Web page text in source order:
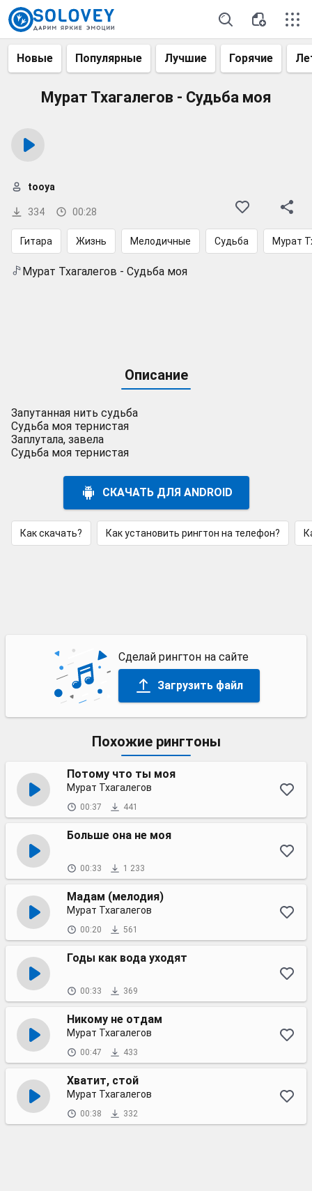
Новые Популярные Лучшие Горячие
Мурат Тхагалегов - Судьба моя
334 00:28
tooya
Гитара Жизнь Мелодичные Судьба Мурат
Мурат Тхагалегов - Судьба моя
Описание
Запутанная нить судьба
Судьба моя тернистая
Заплутала, завела
Судьба моя тернистая
СКАЧАТЬ ДЛЯ ANDROID
Как скачать? Как установить рингтон на телефон?
Сделай рингтон на сайте
Загрузить файл
Похожие рингтоны
Потому что ты моя
Мурат Тхагалегов
00:37 441
Больше она не моя
00:33 1 233
Мадам (мелодия)
Мурат Тхагалегов
00:20 561
Годы как вода уходят
00:33 369
Никому не отдам
Мурат Тхагалегов
00:47 433
Хватит, стой
Мурат Тхагалегов
00:38 332